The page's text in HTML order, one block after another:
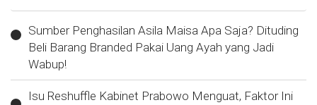
Sumber Penghasilan Asila Maisa Apa Saja? Dituding
Beli Barang Branded Pakai Uang Ayah yang Jadi
Wabup!
Isu Reshuffle Kabinet Prabowo Menguat, Faktor Ini